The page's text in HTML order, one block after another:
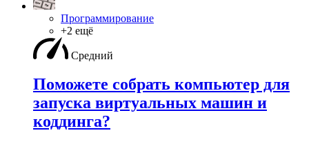
Программирование
+2 ещё
Средний
Поможете собрать компьютер для
запуска виртуальных машин и
коддинга?